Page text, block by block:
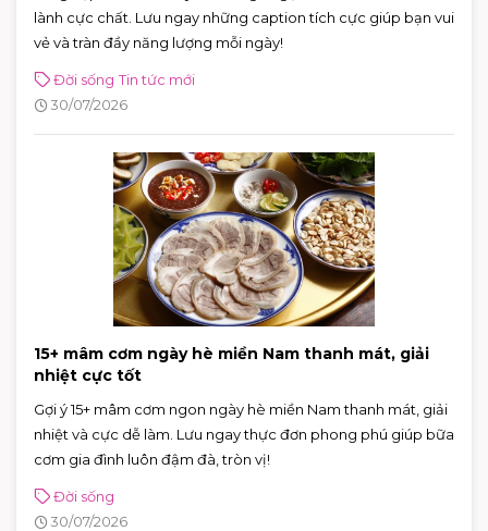
lành cực chất. Lưu ngay những caption tích cực giúp bạn vui
vẻ và tràn đầy năng lượng mỗi ngày!
Đời sống Tin tức mới
30/07/2026
15+ mâm cơm ngày hè miền Nam thanh mát, giải
nhiệt cực tốt
Gợi ý 15+ mâm cơm ngon ngày hè miền Nam thanh mát, giải
nhiệt và cực dễ làm. Lưu ngay thực đơn phong phú giúp bữa
cơm gia đình luôn đậm đà, tròn vị!
Đời sống
30/07/2026